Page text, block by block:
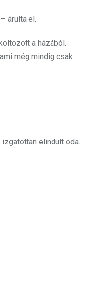
árulta el.
a házából.
még mindig csak
izgatottan elindult oda.